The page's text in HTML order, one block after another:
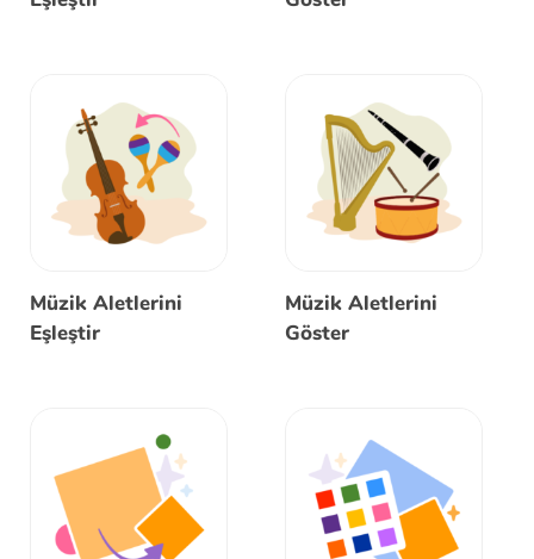
Müzik Aletlerini
Eşleştir
Müzik Aletlerini
Göster